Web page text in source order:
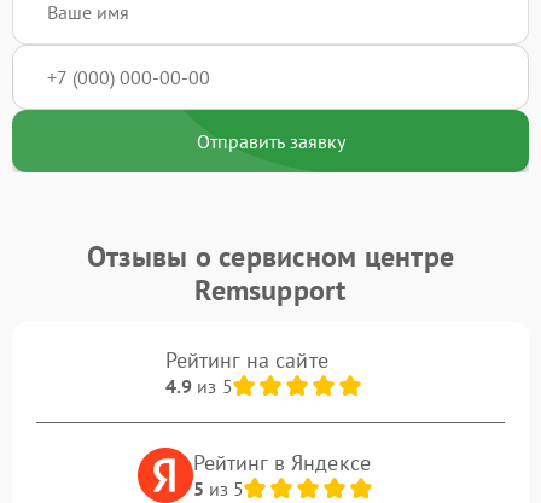
Отправить заявку
Отзывы о сервисном центре
Remsupport
Рейтинг на сайте
4.9из 5
Рейтинг в Яндексе
5 из 5